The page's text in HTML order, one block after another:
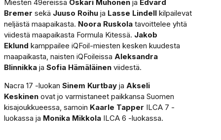
Miesten 49ereissa Oskari Muhonen ja Edvard
Bremer sekä Juuso Roihu ja Lasse Lindell kilpailevat
neljästä maapaikasta. Noora Ruskola tavoittelee yhtä
viidestä maapaikasta Formula Kitessä. Jakob
Eklund kamppailee iQFoil-miesten kesken kuudesta
maapaikasta, naisten iQFoileissa Aleksandra
Blinnikka ja Sofia Hämäläinen viidestä.
Nacra 17 -luokan Sinem Kurtbay ja Akseli
Keskinen ovat jo varmistaneet paikkansa Suomen
kisajoukkueessa, samoin Kaarle Tapper ILCA 7 -
luokassa ja Monika Mikkola ILCA 6 -luokassa.